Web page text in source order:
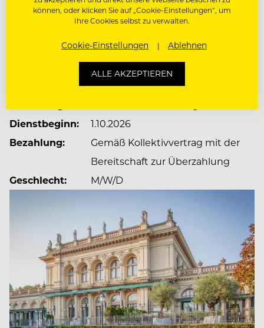
JOBDETAILS
Hietzinger Hauptstraße 1A, Wien,
Österreich
Dienstbeginn:
1.10.2026
Bezahlung:
Gemäß Kollektivvertrag mit der
Bereitschaft zur Überzahlung
Geschlecht:
M/W/D
können, oder klicken Sie auf „Cookie-Einstellungen“, um
Ihre Cookies selbst zu verwalten.
Cookie-Einstellungen Ablehnen
ALLE AKZEPTIEREN